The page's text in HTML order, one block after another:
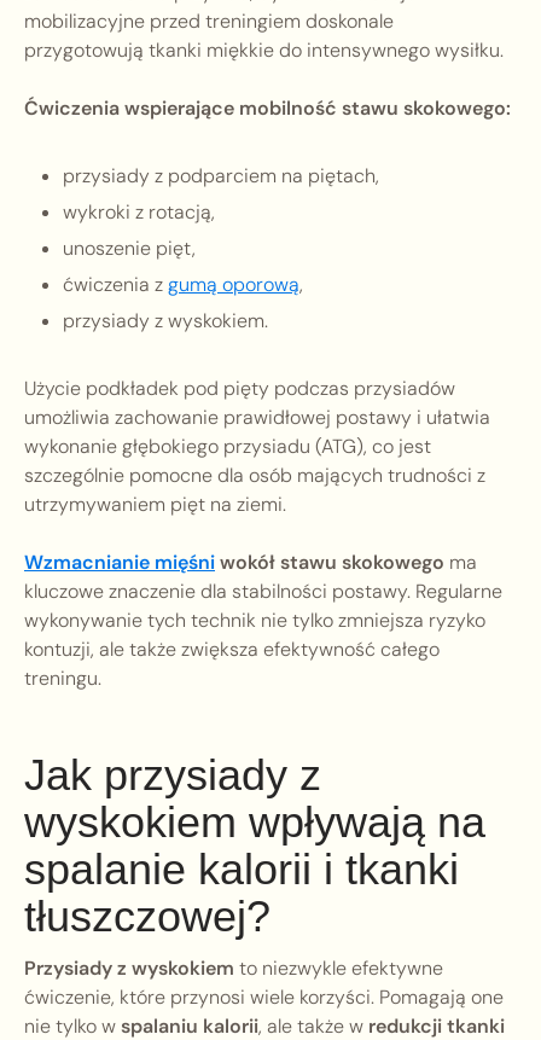
mobilizacyjne przed treningiem doskonale
przygotowują tkanki miękkie do intensywnego wysiłku.
Ćwiczenia wspierające mobilność stawu skokowego:
przysiady z podparciem na piętach,
wykroki z rotacją,
unoszenie pięt,
ćwiczenia zgumą oporową,
przysiady z wyskokiem.
Użycie podkładek pod pięty podczas przysiadów
umożliwia zachowanie prawidłowej postawy i ułatwia
wykonanie głębokiego przysiadu (ATG), co jest
szczególnie pomocne dla osób mających trudności z
utrzymywaniem pięt na ziemi.
Wzmacnianie mięśniwokół stawu skokowego ma
kluczowe znaczenie dla stabilności postawy. Regularne
wykonywanie tych technik nie tylko zmniejsza ryzyko
kontuzji, ale także zwiększa efektywność całego
treningu.
Jak przysiady z
wyskokiem wpływają na
spalanie kalorii i tkanki
tłuszczowej?
Przysiady z wyskokiem to niezwykle efektywne
ćwiczenie, które przynosi wiele korzyści. Pomagają one
nie tylko wspalaniu kalorii, ale także w redukcji tkanki